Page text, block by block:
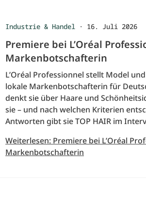
Industrie & Handel · 16. Juli 2026
Premiere bei L’Oréal
Markenbotschafterin
L’Oréal Professionnel stellt Model
lokale Markenbotschafterin für
denkt sie über Haare und
sie – und nach welchen Kriterien
Antworten gibt sie TOP HAIR im
Weiterlesen: Premiere bei L’Oréal
Markenbotschafterin